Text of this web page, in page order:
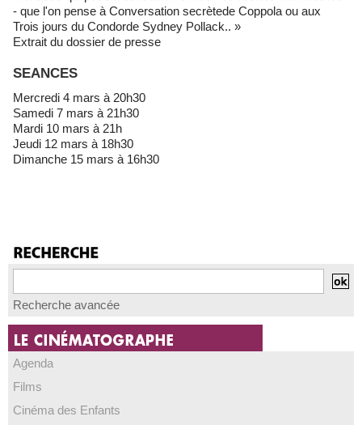
- que l'on pense à Conversation secrètede Coppola ou aux
Trois jours du Condorde Sydney Pollack.. »
Extrait du dossier de presse
SEANCES
Mercredi 4 mars à 20h30
Samedi 7 mars à 21h30
Mardi 10 mars à 21h
Jeudi 12 mars à 18h30
Dimanche 15 mars à 16h30
Recherche avancée
Agenda
Films
Cinéma des Enfants